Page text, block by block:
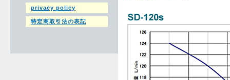
privacy policy
特定商取引法の表記